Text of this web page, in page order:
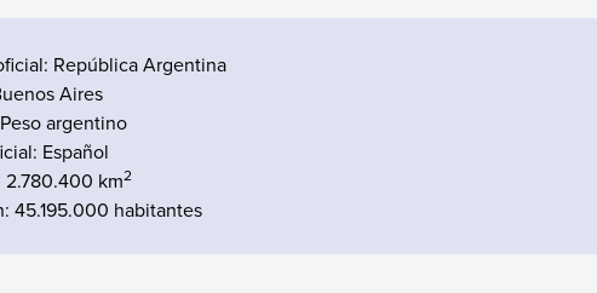
República Argentina
Aires
argentino
Español
2.780.400 km2
45.195.000 habitantes